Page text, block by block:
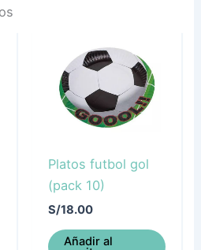
Platos futbol gol
(pack 10)
S/18.00
Añadir al